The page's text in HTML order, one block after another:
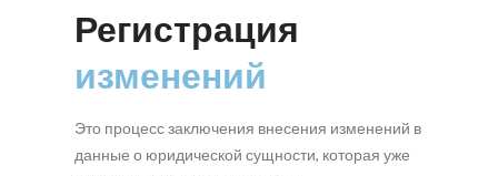
Регистрация
изменений
Это процесс заключения внесения изменений в
данные о юридической сущности, которая уже